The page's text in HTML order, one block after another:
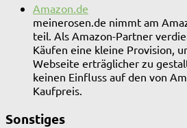
Amazon.de
meinerosen.de nimmt am
teil. Als Amazon-Partner
Käufen eine kleine Provision,
Webseite erträglicher zu
keinen Einfluss auf den von
Kaufpreis.
Sonstiges